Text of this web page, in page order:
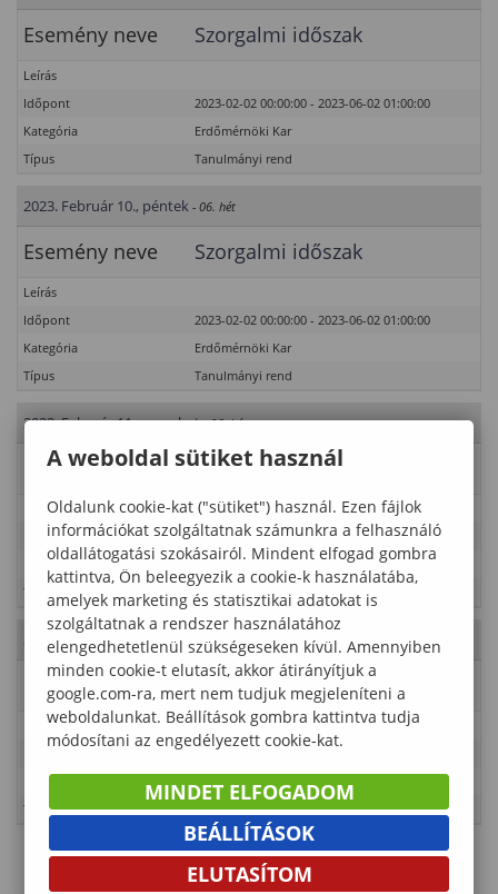
Esemény neve Szorgalmi időszak
Leírás
Időpont
2023-02-02 00:00:00 - 2023-06-02 01:00:00
Kategória
Erdőmérnöki Kar
Típus
Tanulmányi rend
2023. Február 10., péntek - 06. hét
Esemény neve Szorgalmi időszak
Leírás
Időpont
2023-02-02 00:00:00 - 2023-06-02 01:00:00
Kategória
Erdőmérnöki Kar
Típus
Tanulmányi rend
2023. Február 11., szombat - 06. hét
Esemény neve Szorgalmi időszak
Leírás
Időpont
2023-02-02 00:00:00 - 2023-06-02 01:00:00
Kategória
Erdőmérnöki Kar
Típus
Tanulmányi rend
2023. Február 12., vasárnap - 06. hét
Esemény neve Szorgalmi időszak
Leírás
2023-02-02 00:00:00 - 2023-06-02 01:00:00
Kategória
Erdőmérnöki Kar
Típus
Tanulmányi rend
A weboldal sütiket használ
Oldalunk cookie-kat ("sütiket") használ. Ezen fájlok
információkat szolgáltatnak számunkra a felhasználó
oldallátogatási szokásairól. Mindent elfogad gombra
kattintva, Ön beleegyezik a cookie-k használatába,
amelyek marketing és statisztikai adatokat is
szolgáltatnak a rendszer használatához
elengedhetetlenül szükségeseken kívül. Amennyiben
minden cookie-t elutasít, akkor átirányítjuk a
google.com-ra, mert nem tudjuk megjeleníteni a
weboldalunkat. Beállítások gombra kattintva tudja
módosítani az engedélyezett cookie-kat.
MINDET ELFOGADOM
BEÁLLÍTÁSOK
ELUTASÍTOM